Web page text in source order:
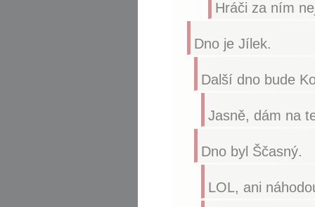
Hráči za ním
Dno je Jílek.
Další dno bude
Jasně, dám na
Dno byl Ščasný.
LOL, ani